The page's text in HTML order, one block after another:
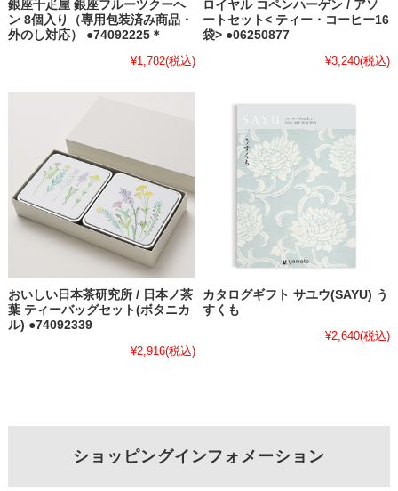
銀座千疋屋 銀座フルーツクーヘ
ン 8個入り（専用包装済み商品・
外のし対応） ●74092225＊
¥1,782(税込)
ロイヤル コペンハーゲン / アソ
ートセット< ティー・コーヒー16
袋> ●06250877
¥3,240(税込)
おいしい日本茶研究所 / 日本ノ茶
葉 ティーバッグセット(ボタニカ
ル) ●74092339
¥2,916(税込)
カタログギフト サユウ(SAYU) う
すくも
¥2,640(税込)
ショッピングインフォメーション